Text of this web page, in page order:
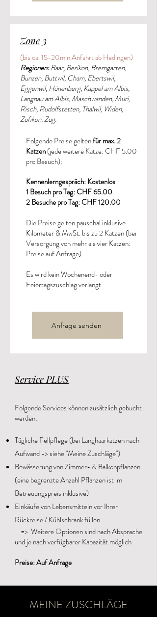
Zone 3
(bis ca. 15-20min Anfahrt ab Hedingen)
Regionen:Baar, Berikon, Bremgarten,
Bünzen, Buttwil, Cham, Ebertswil,
Eggenwil, Hünenberg, Kappel am Albis,
Langnau am Albis, Maschwanden, Muri,
Risch, Rudolfstetten, Thalwil, Widen,
Zufikon, Zug.
Folgende Preise geltenfür max. 2
Katzen(jede weitere Katze: CHF 5.00
pro Besuch):
Kennenlerngespräch: Kostenlos
1 Besuch pro Tag: CHF 65.00
2 Besuche pro Tag: CHF 120.00
Die Preise gelten pauschal inklusive
Kilometer & MwSt. bis zu 2 Katzen (bei
Versorgung von mehr als vier Katzen:
Preise auf Anfrage).
Es wird kein Wochenend- oder
Feiertagszuschlag verlangt.
Anfrage senden
Service PLUS
Folgende Services können zusätzlich gebucht
werden:
Tägliche Fellpflege (bei Langhaarkatzen nach
Aufwand -> siehe "Meine Zuschläge")
Bewässerung von Zimmer- & Balkonpflanzen
(eine begrenzte Anzahl Pflanzen ist im
Betreuungspreis inklusive)
Einkäufe von Lebensmitteln vor Ihrer
Rückreise / Kühlschrank füllen
=> Weitere Optionen sind nach Absprache
und jenach verfügbarer Kapazität möglich
Preise: Auf Anfrage
MEINE ZUSCHLÄGE